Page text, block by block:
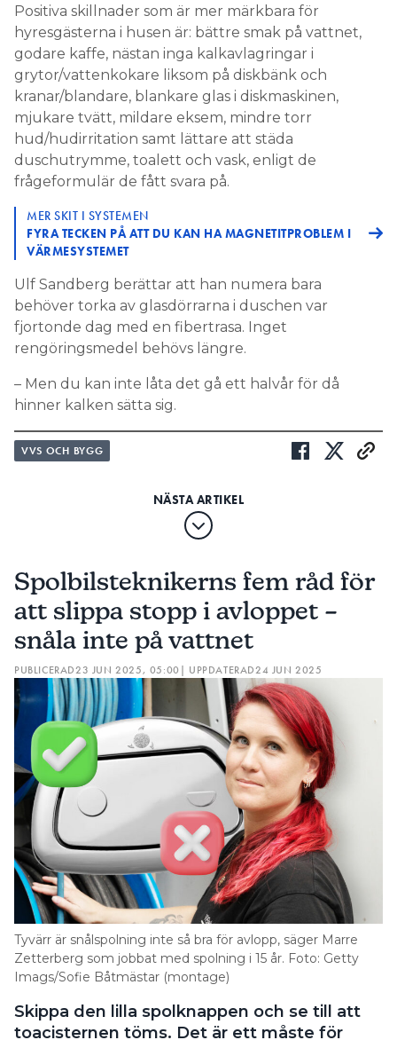
Positiva skillnader som är mer märkbara för
hyresgästerna i husen är: bättre smak på vattnet,
godare kaffe, nästan inga kalkavlagringar i
grytor/vattenkokare liksom på diskbänk och
kranar/blandare, blankare glas i diskmaskinen,
mjukare tvätt, mildare eksem, mindre torr
hud/hudirritation samt lättare att städa
duschutrymme, toalett och vask, enligt de
frågeformulär de fått svara på.
MER SKIT I SYSTEMEN
FYRA TECKEN PÅ ATT DU KAN HA MAGNETITPROBLEM I
VÄRMESYSTEMET
Ulf Sandberg berättar att han numera bara
behöver torka av glasdörrarna i duschen var
fjortonde dag med en fibertrasa. Inget
rengöringsmedel behövs längre.
– Men du kan inte låta det gå ett halvår för då
hinner kalken sätta sig.
VVS OCH BYGG
Spolbilsteknikerns fem råd för
att slippa stopp i avloppet –
snåla inte på vattnet
PUBLICERAD23 JUN 2025, 05:00 | UPPDATERAD24 JUN 2025
Tyvärr är snålspolning inte så bra för avlopp, säger Marre
Zetterberg som jobbat med spolning i 15 år. Foto: Getty
Imags/Sofie Båtmästar (montage)
Skippa den lilla spolknappen och se till att
toacisternen töms. Det är ett måste för